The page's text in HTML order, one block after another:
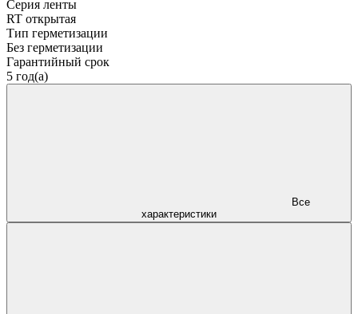
Серия ленты
RT открытая
Тип герметизации
Без герметизации
Гарантийный срок
5 год(а)
характеристики